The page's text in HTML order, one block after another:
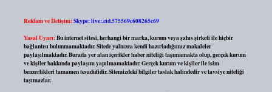
Reklam ve İletişim:Skype: live:.cid.575569c608265c69
Yasal Uyarı:Bu internet sitesi, herhangi bir marka, kurum veya şahıs şirketi ile hiçbir
bağlantısı bulunmamaktadır. Sitede yalnızca kendi hazırladığımız makaleler
paylaşılmaktadır. Burada yer alan içerikler haber niteliği taşımamakta olup, gerçek kurum
ve kişiler hakkında paylaşım yapılmamaktadır. Gerçek kurum ve kişiler ile isim
benzerlikleri tamamen tesadüfidir. Sitemizdeki bilgiler taslak halindedir ve tavsiye niteliği
taşımazlar.